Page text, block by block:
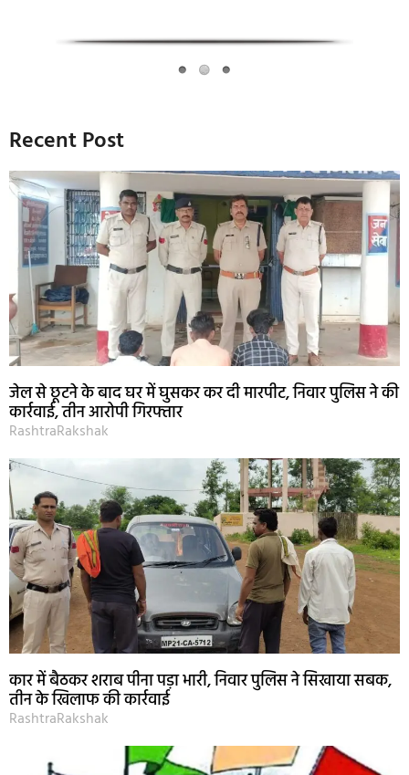
Recent Post
जेल से छूटने के बाद घर में घुसकर कर दी मारपीट, निवार पुलिस ने की
कार्रवाई, तीन आरोपी गिरफ्तार
RashtraRakshak
कार में बैठकर शराब पीना पड़ा भारी, निवार पुलिस ने सिखाया सबक,
तीन के खिलाफ की कार्रवाई
RashtraRakshak